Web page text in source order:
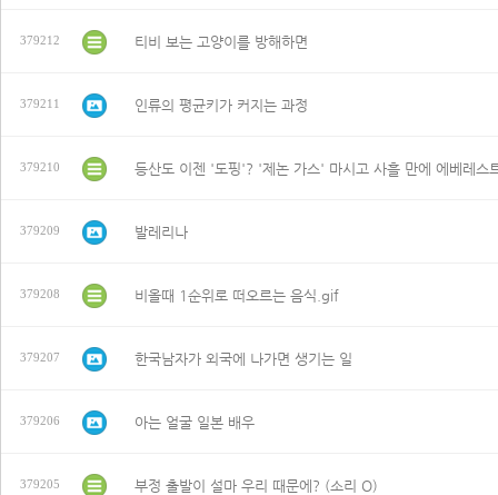
379212 티비 보는 고양이를 방해하면
379211 인류의 평균키가 커지는 과정
379210
379209 발레리나
379208 비올때 1순위로 떠오르는 음식.gif
379207 한국남자가 외국에 나가면 생기는 일
379206 아는 얼굴 일본 배우
379205 부정 출발이 설마 우리 때문에? (소리 O)